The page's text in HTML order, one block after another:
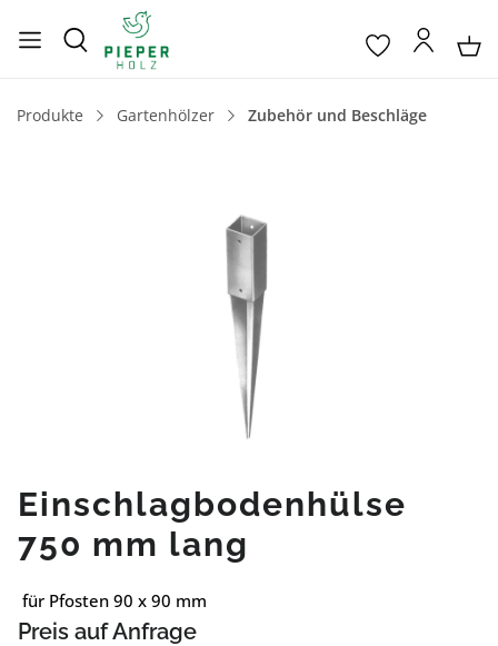
Produkte Gartenhölzer Zubehör und Beschläge
Einschlagbodenhülse
750 mm lang
für Pfosten 90 x 90 mm
Preis auf Anfrage